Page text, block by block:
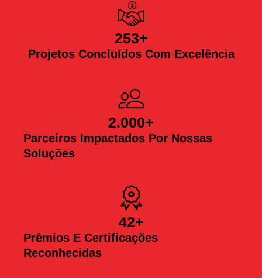
Projetos Concluídos Com Excelência
253+
Parceiros Impactados Por Nossas
Soluções
2.000+
Prêmios E Certificações
Reconhecidas
42+